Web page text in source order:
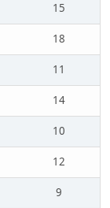
15
18
11
14
10
12
9